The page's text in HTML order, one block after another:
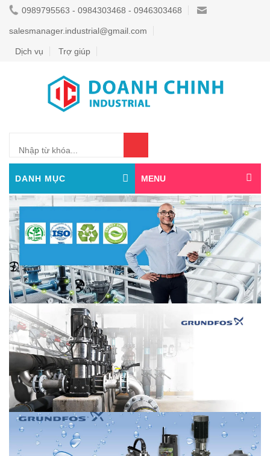
0989795563 - 0984303468 - 0946303468
salesmanager.industrial@gmail.com
Dịch vụ Trợ giúp
DANH MỤC MENU